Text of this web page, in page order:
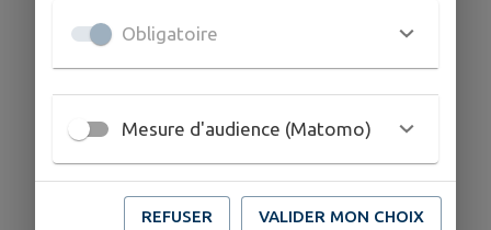
de la journée de la kermesse afin de garantir le
11h00 - 13h00 : stands et buvette
Obligatoire
Mesure d'audience (Matomo)
REFUSER VALIDER MON CHOIX